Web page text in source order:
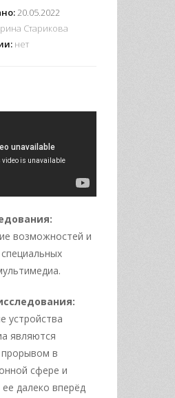
20.05.2022
Старикова
нет
возможностей и
устройства
являются
в
сфере и
далеко вперёд